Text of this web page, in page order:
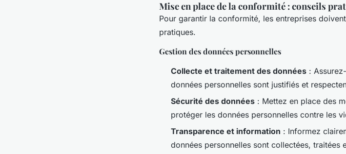
Mise en place de la conformité : conseils
Pour garantir la conformité, les entreprises
pratiques.
Gestion des données personnelles
Collecte et traitement des données :
données personnelles sont justifiés et
Sécurité des données : Mettez en place des
protéger les données personnelles contre les
Transparence et information : Informez
données personnelles sont collectées, traitées